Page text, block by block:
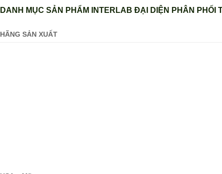
DANH MỤC SẢN PHẨM INTERLAB ĐẠI DIỆN PHÂN PHỐI
HÃNG SẢN XUẤT